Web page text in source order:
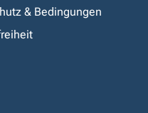
& Bedingungen